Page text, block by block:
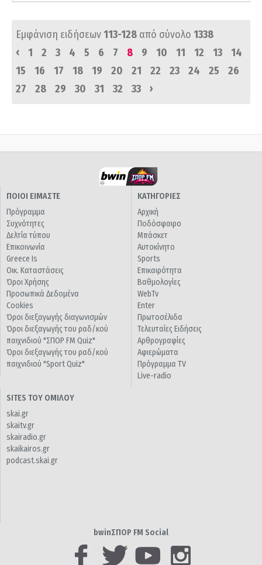
Εμφάνιση ειδήσεων113-128 από σύνολο 1338
‹
1 2 3 4 5 6 7 8 9 10 11 12 13
14
15
16 17 18 19 20 21 22 23 24 25
26
27
28 29 30 31 32 33 ›
ΠΟΙΟΙ ΕΙΜΑΣΤΕ
Πρόγραμμα
Συχνότητες
Δελτία τύπου
Επικοινωνία
Greece Is
Οικ. Καταστάσεις
Όροι Χρήσης
Προσωπικά Δεδομένα
Cookies
Όροι διεξαγωγής διαγωνισμών
Όροι διεξαγωγής του ραδ/κού
παιχνιδιού "ΣΠΟΡ FM Quiz"
Όροι διεξαγωγής του ραδ/κού
παιχνιδιού "Sport Quiz"
ΚΑΤΗΓΟΡΙΕΣ
Αρχική
Ποδόσφαιρο
Μπάσκετ
Αυτοκίνητο
Sports
Επικαιρότητα
Βαθμολογίες
WebTv
Enter
Πρωτοσέλιδα
Τελευταίες Ειδήσεις
Αρθρογραφίες
Αφιερώματα
Πρόγραμμα TV
Live-radio
SITES ΤΟΥ ΟΜΙΛΟΥ
skai.gr
skaitv.gr
skairadio.gr
skaikairos.gr
podcast.skai.gr
bwinΣΠΟΡ FM Social